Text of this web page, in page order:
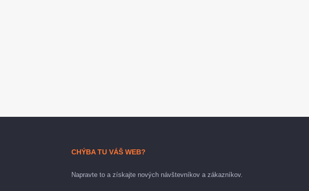
CHÝBA TU VÁŠ WEB?
Napravte to a získajte nových návštevníkov a zákazníkov.